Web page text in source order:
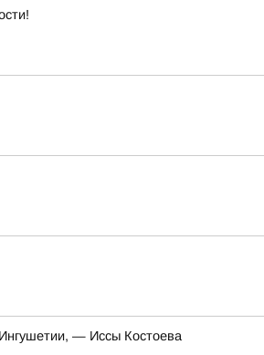
— Иссы Костоева